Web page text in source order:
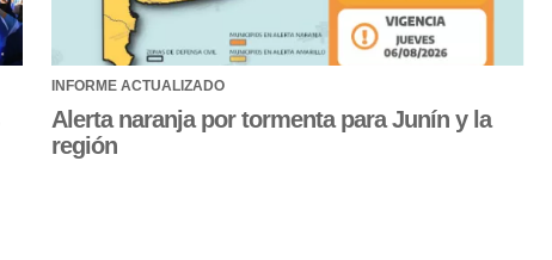
INFORME ACTUALIZADO
Alerta naranja por tormenta para Junín y la
región